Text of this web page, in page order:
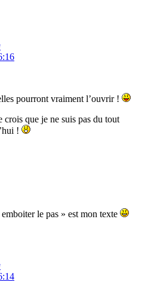
pourront vraiment l’ouvrir !
crois que je ne suis pas du tout
!
le pas » est mon texte